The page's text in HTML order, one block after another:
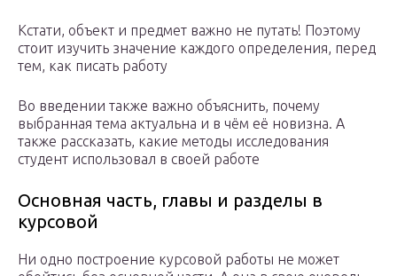
Кстати, объект и предмет важно не путать! Поэтому
стоит изучить значение каждого определения, перед
тем, как писать работу
Во введении также важно объяснить, почему
выбранная тема актуальна и в чём её новизна. А
также рассказать, какие методы исследования
студент использовал в своей работе
Основная часть, главы и разделы в
курсовой
Ни одно построение курсовой работы не может